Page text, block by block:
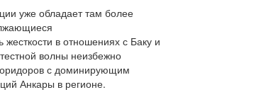
уже обладает там более
в отношениях с Баку и
волны неизбежно
с доминирующим
Анкары в регионе.